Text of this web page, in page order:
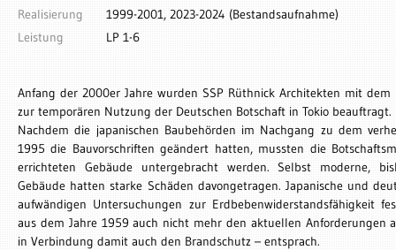
Realisierung
1999-2001, 2023-2024 (Bestandsaufnahme)
Leistung
LP 1-6
Anfang der 2000er Jahre wurden SSP Rüthnick Architekten mit dem
zur temporären Nutzung der Deutschen Botschaft in Tokio beauftragt.
Nachdem die japanischen Baubehörden im Nachgang zu dem
1995 die Bauvorschriften geändert hatten, mussten die
errichteten Gebäude untergebracht werden. Selbst moderne,
Gebäude hatten starke Schäden davongetragen. Japanische und
aufwändigen Untersuchungen zur Erdbebenwiderstandsfähigkeit
aus dem Jahre 1959 auch nicht mehr den aktuellen Anforderungen
in Verbindung damit auch den Brandschutz – entsprach.